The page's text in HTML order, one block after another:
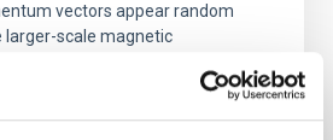
vectors appear random
scale magnetic
5 2026